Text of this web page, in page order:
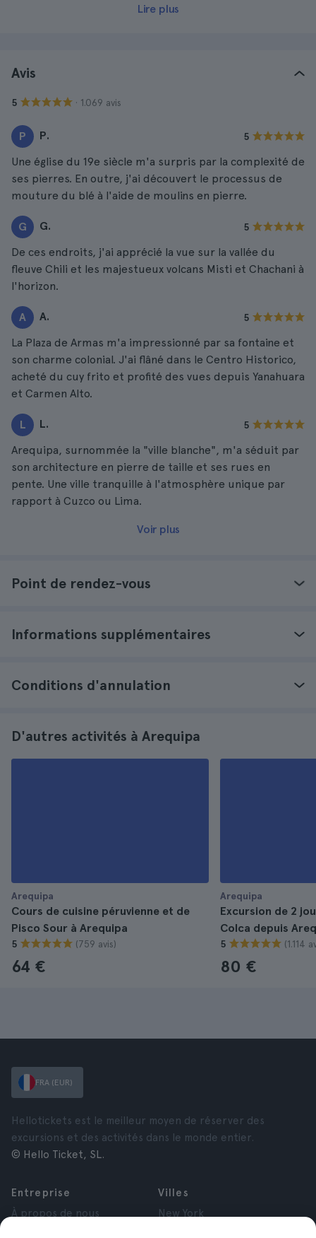
Lire plus
Avis
5 · 1.069 avis
P P. 5
Une église du 19e siècle m'a surpris par la complexité de
ses pierres. En outre, j'ai découvert le processus de
mouture du blé à l'aide de moulins en pierre.
G G. 5
De ces endroits, j'ai apprécié la vue sur la vallée du
fleuve Chili et les majestueux volcans Misti et Chachani à
l'horizon.
A A. 5
La Plaza de Armas m'a impressionné par sa fontaine et
son charme colonial. J'ai flâné dans le Centro Historico,
acheté du cuy frito et profité des vues depuis Yanahuara
et Carmen Alto.
L L. 5
Arequipa, surnommée la "ville blanche", m'a séduit par
son architecture en pierre de taille et ses rues en
pente. Une ville tranquille à l'atmosphère unique par
rapport à Cuzco ou Lima.
Voir plus
Point de rendez-vous
Informations supplémentaires
Conditions d'annulation
D'autres activités à Arequipa
Arequipa
Cours de cuisine péruvienne et de
Pisco Sour à Arequipa
5 (759 avis)
64 €
Arequipa
Excursion de 2
Colca depuis
5 (1.114
80 €
FRA (EUR)
Hellotickets est le meilleur moyen de réserver des
excursions et des activités dans le monde entier.
© Hello Ticket, SL.
Entreprise
À propos de nous
Villes
New York